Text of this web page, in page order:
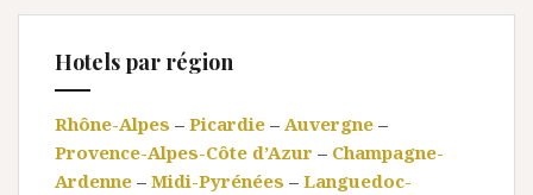
Hotels par région
Rhône-Alpes – Picardie – Auvergne –
Provence-Alpes-Côte d’Azur – Champagne-
Ardenne – Midi-Pyrénées – Languedoc-